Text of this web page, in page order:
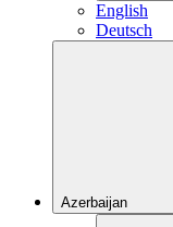
English
Deutsch
Azerbaijan